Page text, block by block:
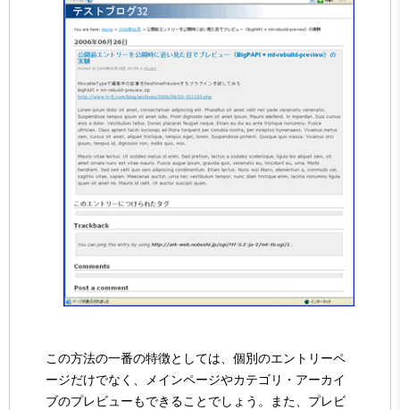
この方法の一番の特徴としては、個別のエントリーペ
ージだけでなく、メインページやカテゴリ・アーカイ
ブのプレビューもできることでしょう。また、プレビ